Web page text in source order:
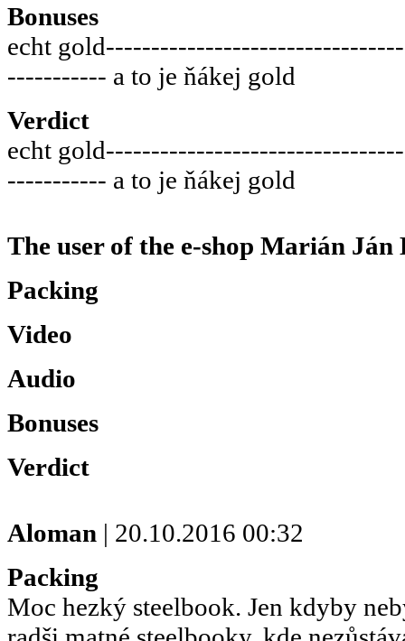
Bonuses
echt
----------- a to je ňákej gold
Verdict
echt
----------- a to je ňákej gold
The user of the e-shop Marián Ján
Packing
Video
Audio
Bonuses
Verdict
Aloman | 20.10.2016 00:32
Packing
Moc hezký steelbook. Jen kdyby